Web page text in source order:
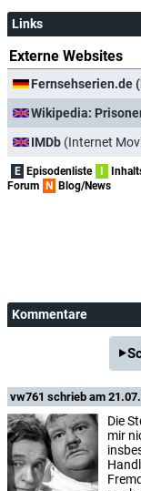
Links
Externe Websites
Fernsehserien.de
Wikipedia:
IMDb (Internet
E Episodenliste
Forum
N Blog/News
Kommentare
vw761 schrieb am
Die
mir